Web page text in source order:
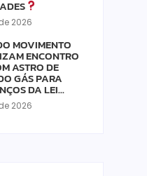
2026
MOVIMENTO
ENCONTRO
ASTRO DE
GÁS PARA
DA LEI…
2026